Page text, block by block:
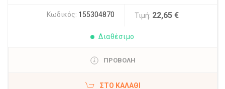
Κωδικός: 155304870 Τιμή: 22,65 €
Διαθέσιμο
ΠΡΟΒΟΛΗ
ΣΤΟ ΚΑΛΆΘΙ